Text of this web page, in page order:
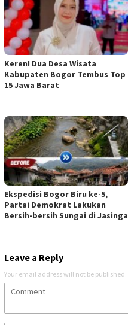
Keren! Dua Desa Wisata
Kabupaten Bogor Tembus Top
15 Jawa Barat
Ekspedisi Bogor Biru ke-5,
Partai Demokrat Lakukan
Bersih-bersih Sungai di Jasinga
Leave a Reply
Your email address will not be published.